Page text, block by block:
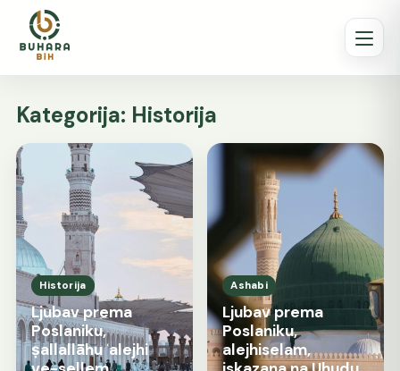
Kategorija: Historija
Historija
Ljubav prema
Poslaniku,
ṣallallāhu ʿalejhi
Ashabi
Ljubav prema
Poslaniku,
alejhiselam,